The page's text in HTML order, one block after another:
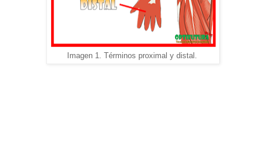
Imagen 1. Términos proximal y distal.